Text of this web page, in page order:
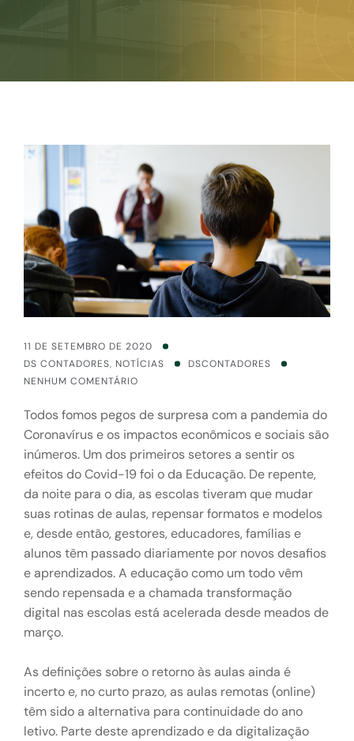
11 DE SETEMBRO DE 2020
DS CONTADORES, NOTÍCIAS
DSCONTADORES
NENHUM COMENTÁRIO
Todos fomos pegos de surpresa com a pandemia do
Coronavírus e os impactos econômicos e sociais são
inúmeros. Um dos primeiros setores a sentir os
efeitos do Covid-19 foi o da Educação. De repente,
da noite para o dia, as escolas tiveram que mudar
suas rotinas de aulas, repensar formatos e modelos
e, desde então, gestores, educadores, famílias e
alunos têm passado diariamente por novos desafios
e aprendizados. A educação como um todo vêm
sendo repensada e a chamada transformação
digital nas escolas está acelerada desde meados de
março.
As definições sobre o retorno às aulas ainda é
incerto e, no curto prazo, as aulas remotas (online)
têm sido a alternativa para continuidade do ano
letivo. Parte deste aprendizado e da digitalização